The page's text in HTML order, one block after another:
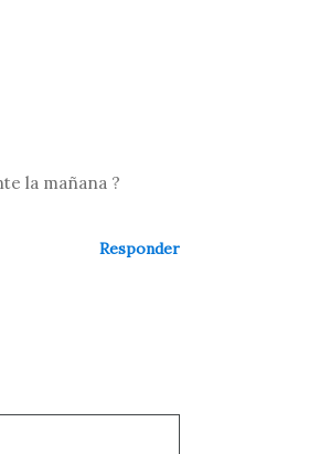
la mañana ?
Responder